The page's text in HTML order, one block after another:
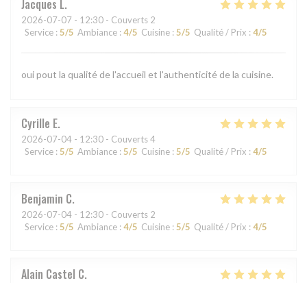
Jacques L
2026-07-07 - 12:30 - Couverts 2
Service : 5/5 Ambiance : 4/5 Cuisine : 5/5 Qualité / Prix : 4/5
oui pout la qualité de l'accueil et l'authenticité de la cuisine.
Cyrille E
2026-07-04 - 12:30 - Couverts 4
Service : 5/5 Ambiance : 5/5 Cuisine : 5/5 Qualité / Prix : 4/5
Benjamin C
2026-07-04 - 12:30 - Couverts 2
Service : 5/5 Ambiance : 4/5 Cuisine : 5/5 Qualité / Prix : 4/5
Alain Castel C